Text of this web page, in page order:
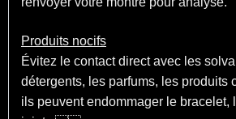
Produits nocifs
Évitez le contact direct avec les
détergents, les parfums, les produits
ils peuvent endommager le bracelet,